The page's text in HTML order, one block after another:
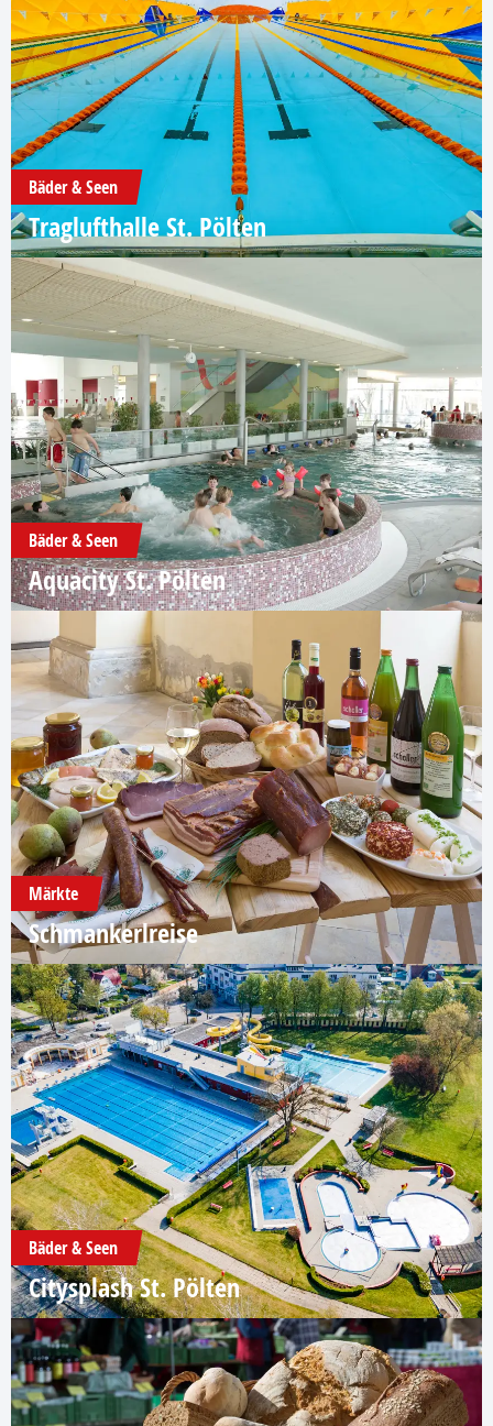
Bäder & Seen
Traglufthalle St. Pölten
Bäder & Seen
Aquacity St. Pölten
Märkte
Schmankerlreise
Bäder & Seen
Citysplash St. Pölten